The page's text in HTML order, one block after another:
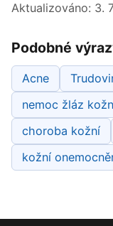
Aktualizováno: 3.
Podobné
Acne
nemoc žláz
choroba kožní
kožní